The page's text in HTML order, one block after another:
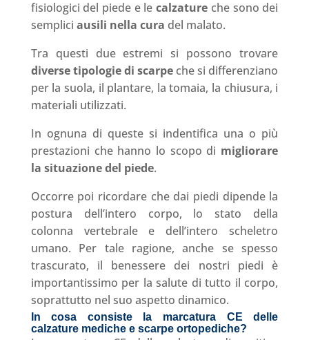
fisiologici del piede e lecalzature che sono dei
semplici ausili nella cura del malato.
Tra questi due estremi si possono trovare
diverse tipologie di scarpe che si differenziano
per la suola, il plantare, la tomaia, la chiusura, i
materiali utilizzati.
In ognuna di queste si indentifica una o più
prestazioni che hanno lo scopo di migliorare
la situazione del piede.
Occorre poi ricordare che dai piedi dipende la
postura dell’intero corpo, lo stato della
colonna vertebrale e dell’intero scheletro
umano. Per tale ragione, anche se spesso
trascurato, il benessere dei nostri piedi è
importantissimo per la salute di tutto il corpo,
soprattutto nel suo aspetto dinamico.
In cosa consiste la marcatura CE delle
calzature mediche e scarpe ortopediche?